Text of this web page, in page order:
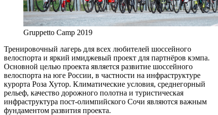
Gruppetto Camp 2019
Тренировочный лагерь для всех любителей шоссейного
велоспорта и яркий имиджевый проект для партнёров кэмпа.
Основной целью проекта является развитие шоссейного
велоспорта на юге России, в частности на инфраструктуре
курорта Роза Хутор. Климатические условия, среднегорный
рельеф, качество дорожного полотна и туристическая
инфраструктура пост-олимпийского Сочи являются важным
фундаментом развития проекта.